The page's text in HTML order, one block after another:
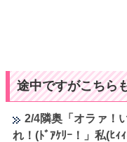
途中ですがこちら
2/4隣奥「オラァ！
れ！(ﾄﾞｱｹﾘｰ！」私(ﾋ